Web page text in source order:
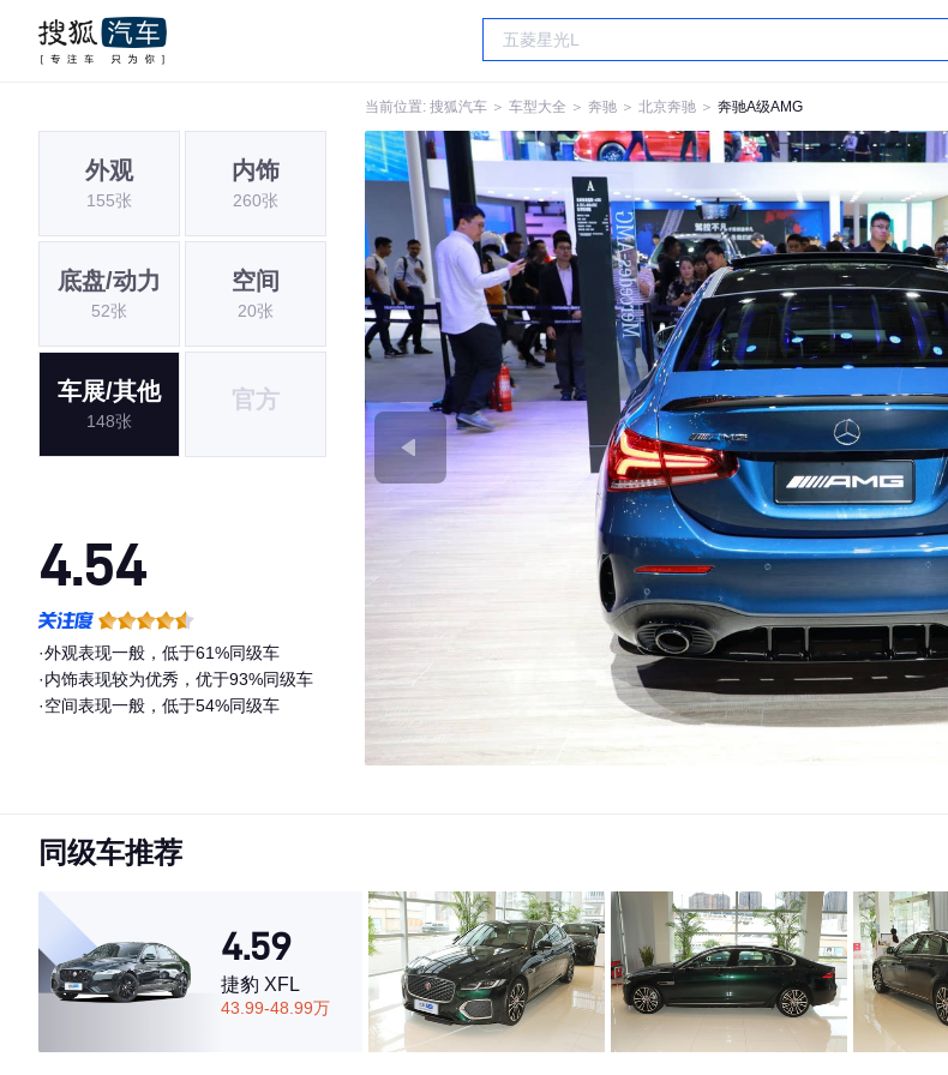
当前位置: 搜狐汽车 ＞ 车型大全 ＞ 奔驰 ＞ 北京奔驰 ＞ 奔驰A级AMG
外观
155张
内饰
260张
底盘/动力
52张
空间
20张
车展/其他
148张
官方
4.54
·外观表现一般，低于61%同级车
·内饰表现较为优秀，优于93%同级车
·空间表现一般，低于54%同级车
同级车推荐
4.59
捷豹 XFL
43.99-48.99万